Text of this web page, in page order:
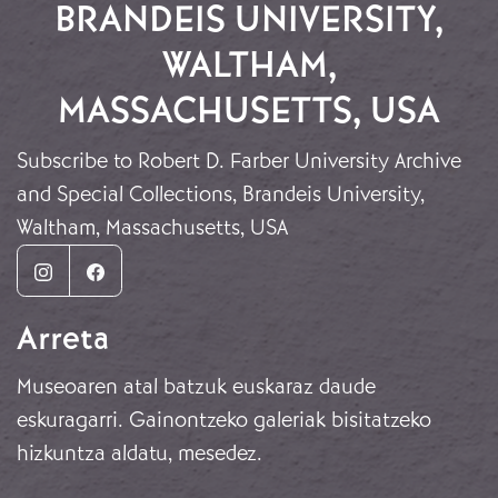
BRANDEIS UNIVERSITY,
WALTHAM,
MASSACHUSETTS, USA
Subscribe to Robert D. Farber University Archive
and Special Collections, Brandeis University,
Waltham, Massachusetts, USA
InstagramFacebook
Arreta
Museoaren atal batzuk euskaraz daude
eskuragarri. Gainontzeko galeriak bisitatzeko
hizkuntza aldatu, mesedez.